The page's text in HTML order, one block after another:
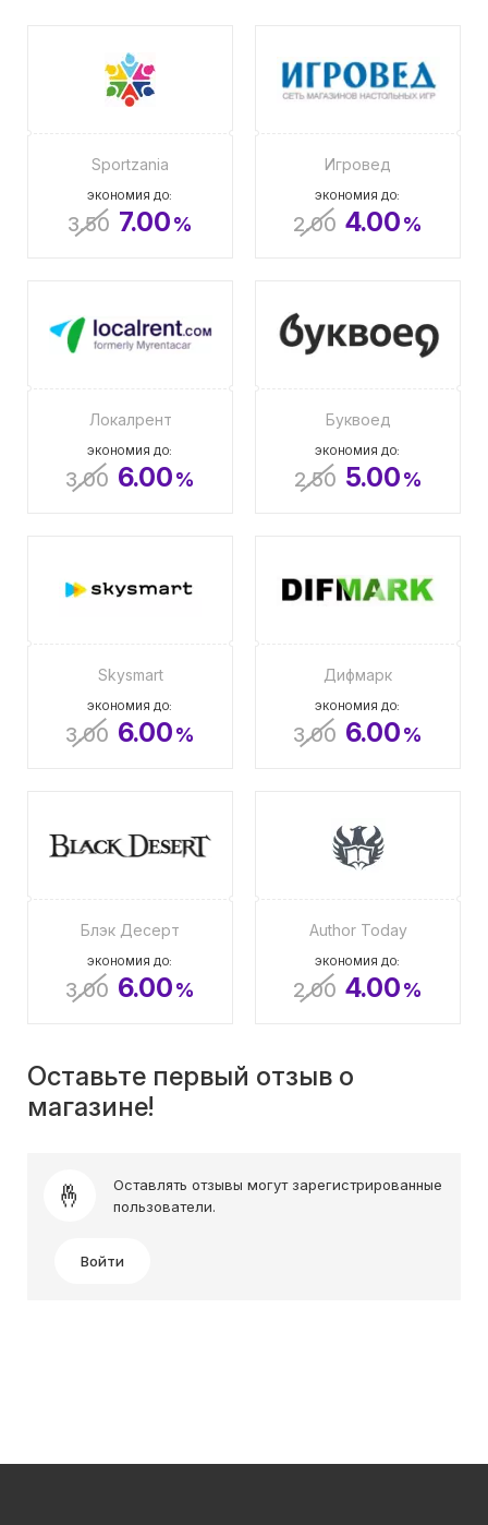
Sportzania
ЭКОНОМИЯ ДО:
3.50 7.00%
Игровед
ЭКОНОМИЯ ДО:
2.00 4.00%
Локалрент
ЭКОНОМИЯ ДО:
3.00 6.00%
Буквоед
ЭКОНОМИЯ ДО:
2.50 5.00%
Skysmart
ЭКОНОМИЯ ДО:
3.00 6.00%
Дифмарк
ЭКОНОМИЯ ДО:
3.00 6.00%
Блэк Десерт
ЭКОНОМИЯ ДО:
3.00 6.00%
Author Today
ЭКОНОМИЯ ДО:
2.00 4.00%
Оставьте первый отзыв о
магазине!
Оставлять отзывы могут зарегистрированные
пользователи.
Войти